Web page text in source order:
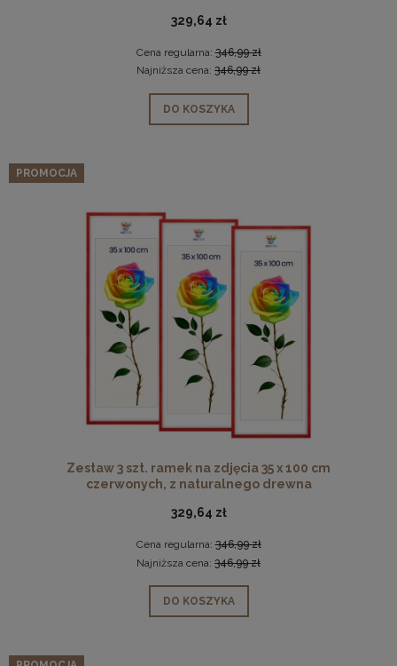
329,64 zł
Cena regularna:346,99 zł
Najniższa cena: 346,99 zł
DO KOSZYKA
Zestaw 3 szt. ramek na zdjęcia 35 x 100 cm
czerwonych, z naturalnego drewna
329,64 zł
Cena regularna:346,99 zł
Najniższa cena: 346,99 zł
DO KOSZYKA
PROMOCJA